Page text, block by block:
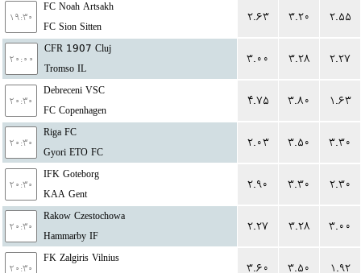
۱۹:۳۰
FC Noah Artsakh
FC Sion Sitten
۲.۶۳ ۳.۲۰ ۲.۵۵
۲۰:۰۰
CFR 1907 Cluj
Tromso IL
۳.۰۰ ۳.۲۸ ۲.۲۷
۲۰:۳۰
Debreceni VSC
FC Copenhagen
۴.۷۵ ۳.۸۰ ۱.۶۳
۲۰:۳۰
Riga FC
Gyori ETO FC
۲.۰۳ ۳.۵۰ ۳.۳۰
۲۰:۳۰
IFK Goteborg
KAA Gent
۲.۹۰ ۳.۳۰ ۲.۳۰
۲۰:۳۰
Rakow Czestochowa
Hammarby IF
۲.۲۷ ۳.۲۸ ۳.۰۰
۲۰:۳۰
FK Zalgiris Vilnius
۳.۶۰ ۳.۵۰ ۱.۹۲